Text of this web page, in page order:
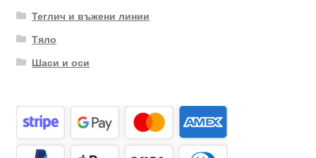
Теглич и въжени линии
Тяло
Шаси и оси